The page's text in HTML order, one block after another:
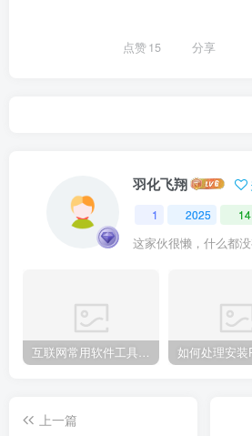
点赞15 分享
羽化飞翔
1 2025 14
这家伙很懒，什么都
互联网常用软件工具资源汇总贴
上一篇